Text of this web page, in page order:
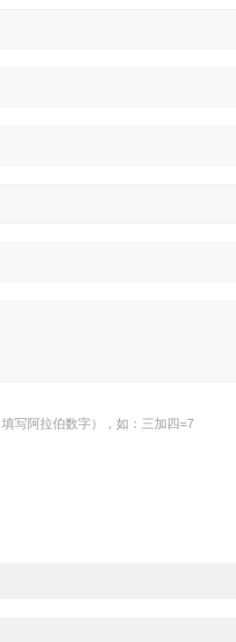
写阿拉伯数字），如：三加四=7